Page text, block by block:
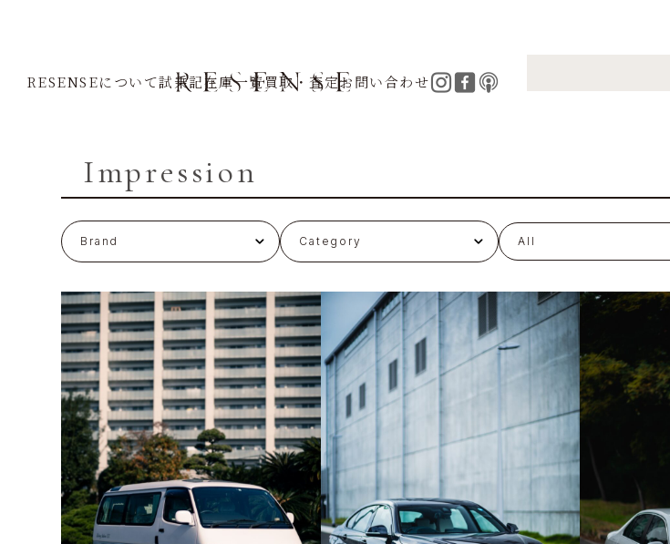
RESENSEについて試乗記在庫一覧買取・査定お問い合わせ
Impression
Impression
All